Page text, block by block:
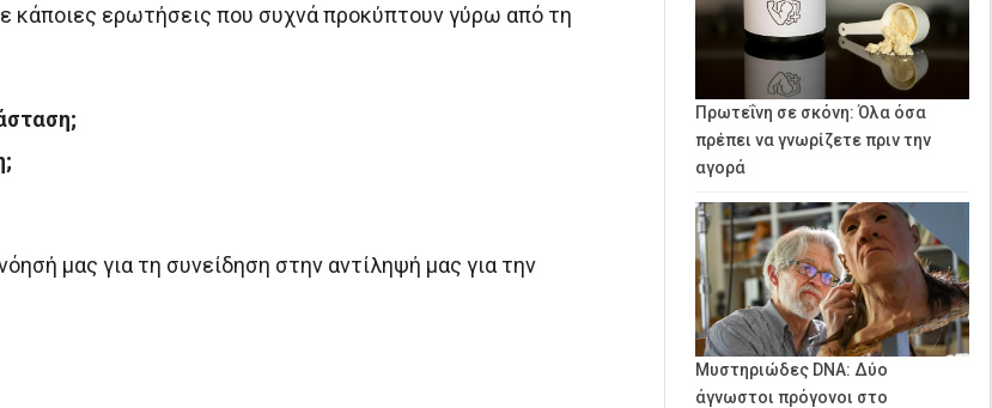
κάποιες ερωτήσεις που συχνά προκύπτουν γύρω από τη
μας για τη συνείδηση στην αντίληψή μας για την
Πρωτεΐνη σε σκόνη: Όλα όσα
πρέπει να γνωρίζετε πριν την
αγορά
Μυστηριώδες DNA: Δύο
άγνωστοι πρόγονοι στο